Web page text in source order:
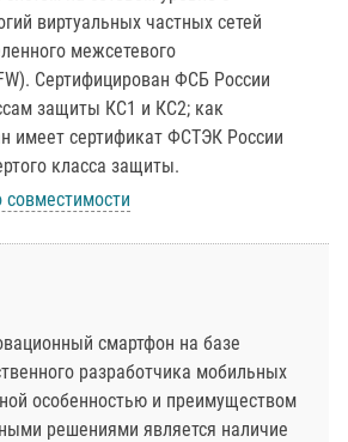
виртуальных частных сетей
межсетевого
Сертифицирован ФСБ России
защиты КС1 и КС2; как
имеет сертификат ФСТЭК России
класса защиты.
смартфон на базе
разработчика мобильных
особенностью и преимуществом
решениями является наличие